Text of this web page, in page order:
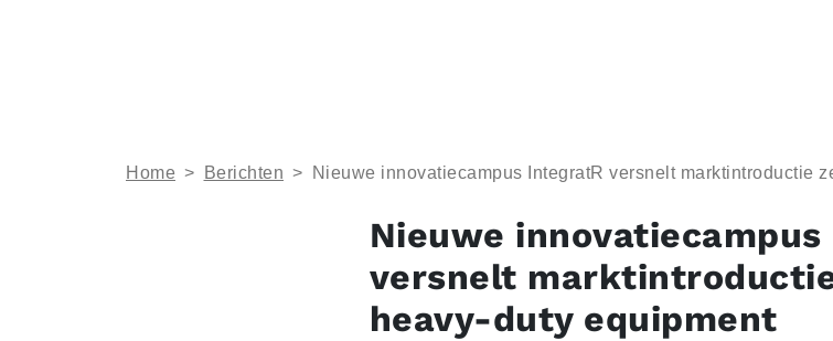
Home > Berichten > Nieuwe innovatiecampus IntegratR versnelt marktintroductie
Nieuwe
versnelt
heavy-duty equipment